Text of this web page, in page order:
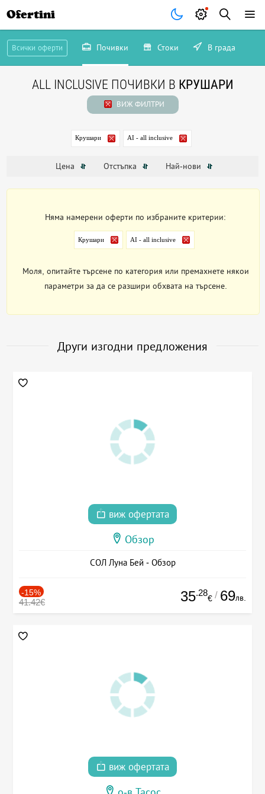
Ofertini
Всички оферти Почивки Стоки В града
ALL INCLUSIVE ПОЧИВКИ В КРУШАРИ
ВИЖ ФИЛТРИ
Крушари AI - all inclusive
Цена Отстъпка Най-нови
Няма намерени оферти по избраните критерии:
Крушари AI - all inclusive
Моля, опитайте търсене по категория или премахнете някои
параметри за да се разшири обхвата на търсене.
Други изгодни предложения
виж офертата
Обзор
СОЛ Луна Бей - Обзор
-15%
41.42€ 35.28
€ / 69лв.
виж офертата